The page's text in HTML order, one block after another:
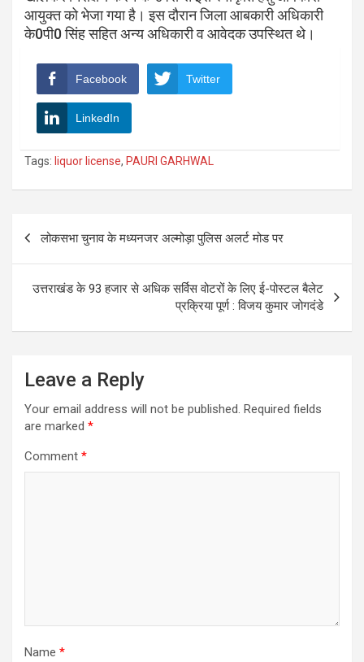
आयुक्त को भेजा गया है। इस दौरान जिला आबकारी अधिकारी
के0पी0 सिंह सहित अन्य अधिकारी व आवेदक उपस्थित थे।
Facebook Twitter
LinkedIn
Tags: liquor license, PAURI GARHWAL
Post
navigation
लोकसभा चुनाव के मध्यनजर अल्मोड़ा पुलिस अलर्ट मोड पर
उत्तराखंड के 93 हजार से अधिक सर्विस वोटरों के लिए ई-पोस्टल बैलेट
प्रक्रिया पूर्ण : विजय कुमार जोगदंडे
Leave a Reply
Your email address will not be published. Required fields
are marked *
Comment *
Name *